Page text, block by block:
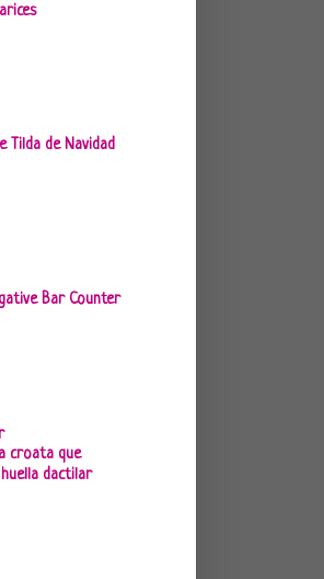
Tilda de Navidad
Bar Counter
croata que
dactilar